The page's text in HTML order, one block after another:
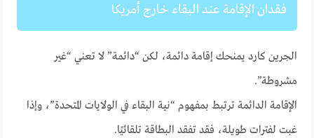
فقدان الإقامة عند البقاء خارج أمريكا
الجرين كارد يمنحك إقامة دائمة، لكن “دائمة” لا تعني “غير
مشروطة”.
الإقامة الدائمة ترتبط بمفهوم “نية البقاء في الولايات المتحدة”، وإذا
غبت لفترات طويلة، فقد تفقد البطاقة تلقائيًا.